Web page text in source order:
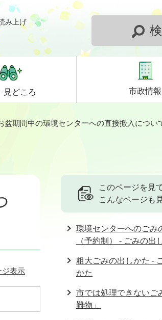
み上げ
見どころ 市政情報
盆期間中の環境センターへの直接搬入につい
ジ表示
このページを見
こんなページも
環境センターへのごみ
（予約制） - ごみの出
粗大ごみの出しかた -
かた
市では処理できないご
難物」